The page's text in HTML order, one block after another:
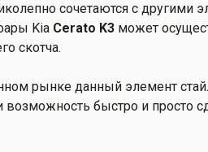
сочетаются с другими
Kia Cerato K3 может
скотча.
рынке данный элемент
возможность быстро и просто